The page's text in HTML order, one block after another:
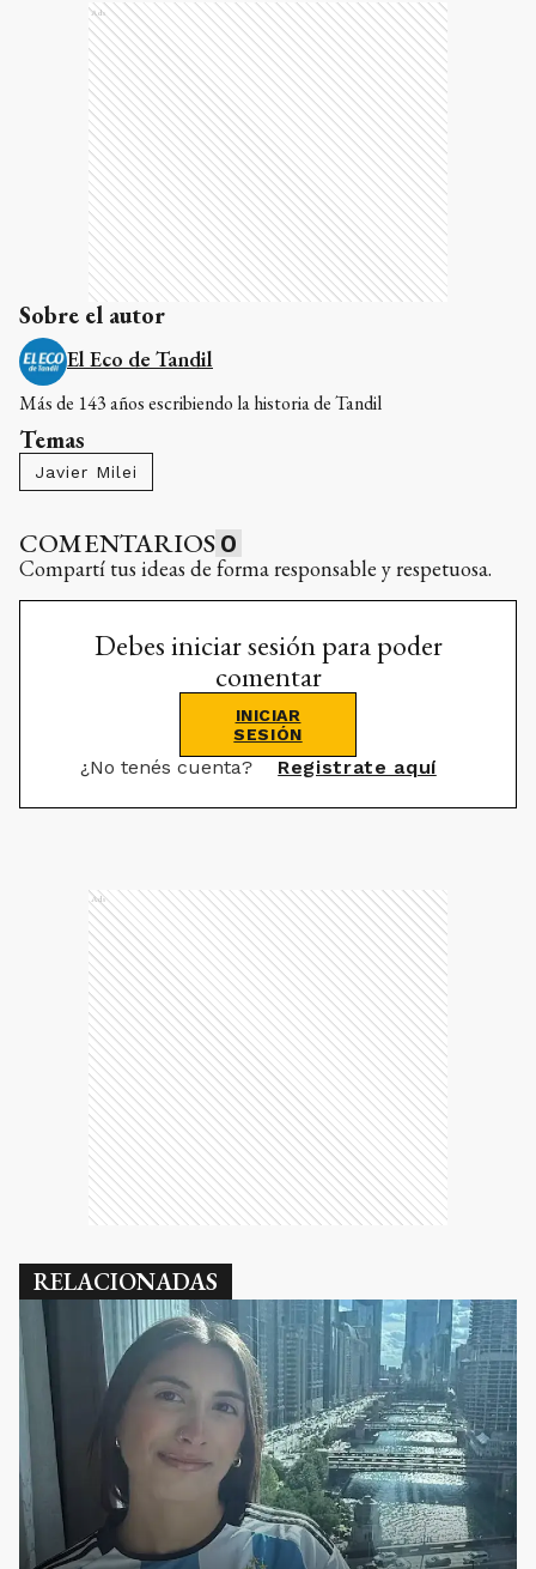
Ads
Sobre el autor
El Eco de Tandil
Más de 143 años escribiendo la historia de Tandil
Temas
Javier Milei
COMENTARIOS 0
Compartí tus ideas de forma responsable y respetuosa.
Debes iniciar sesión para poder
comentar
INICIAR
SESIÓN
¿No tenés cuenta? Registrate aquí
Ads
RELACIONADAS